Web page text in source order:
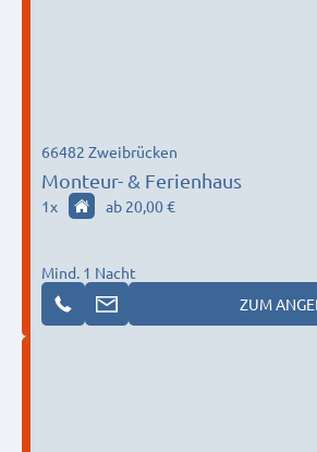
Monteur- & Ferienhaus
66482 Zweibrücken
1x ab 20,00 €
Mind. 1 Nacht
ZUM